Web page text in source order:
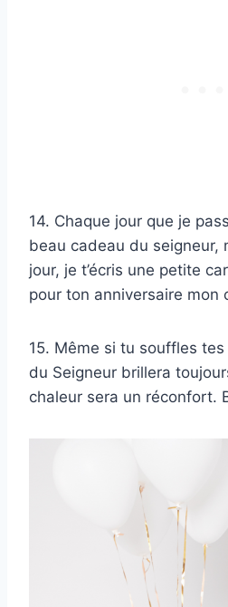
14. Chaque jour que je
beau cadeau du seigneur,
jour, je t’écris une petite
pour ton anniversaire mon
15. Même si tu souffles
du Seigneur brillera
chaleur sera un réconfort.